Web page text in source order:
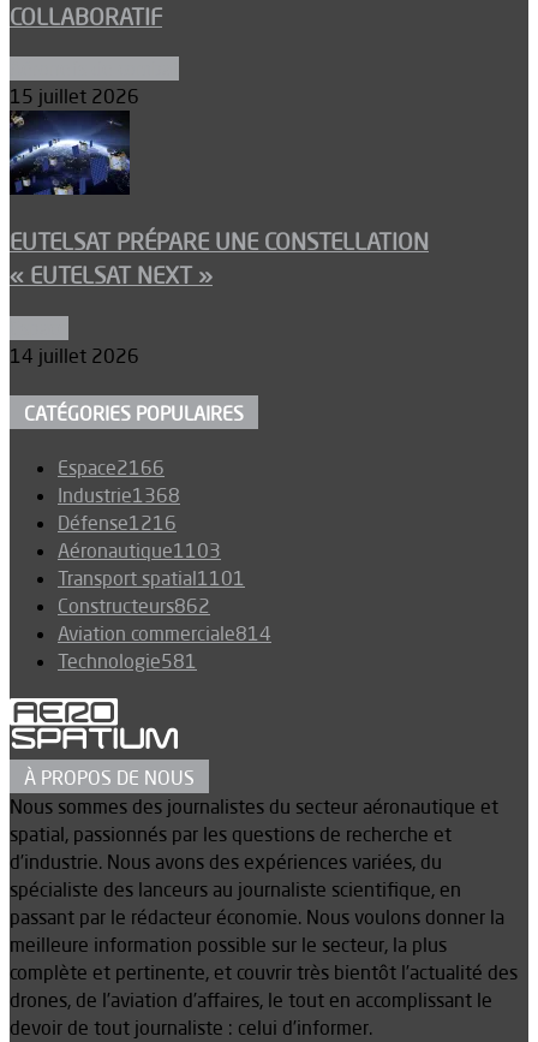
COLLABORATIF
15 juillet 2026
EUTELSAT PRÉPARE UNE CONSTELLATION
« EUTELSAT NEXT »
14 juillet 2026
CATÉGORIES POPULAIRES
Espace2166
Industrie1368
Défense1216
Aéronautique1103
Transport spatial1101
Constructeurs862
Aviation commerciale814
Technologie581
À PROPOS DE NOUS
Nous sommes des journalistes du secteur aéronautique et
spatial, passionnés par les questions de recherche et
d’industrie. Nous avons des expériences variées, du
spécialiste des lanceurs au journaliste scientifique, en
passant par le rédacteur économie. Nous voulons donner la
meilleure information possible sur le secteur, la plus
complète et pertinente, et couvrir très bientôt l’actualité des
drones, de l’aviation d’affaires, le tout en accomplissant le
devoir de tout journaliste : celui d’informer.